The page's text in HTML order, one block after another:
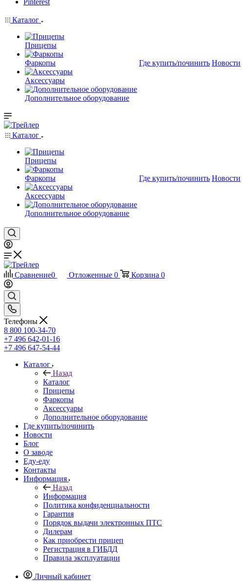
Pinterest
Каталог
Прицепы
Фаркопы
Аксессуары
Дополнительное оборудование
Где купить/починить Новости
Каталог
Прицепы
Фаркопы
Аксессуары
Дополнительное оборудование
Где купить/починить Новости
Сравнение0 Отложенные 0 Корзина 0
Телефоны
8 800 100-34-70
+7 496 642-01-16
+7 496 647-54-44
Каталог
Назад
Каталог
Прицепы
Фаркопы
Аксессуары
Дополнительное оборудование
Где купить/починить
Новости
Блог
О заводе
Еду-еду
Контакты
Информация
Назад
Информация
Политика конфиденциальности
Гарантия
Порядок выдачи электронных ПТС
Дилерам
Как приобрести прицеп
Регистрация в ГИБДД
Правила эксплуатации
Личный кабинет